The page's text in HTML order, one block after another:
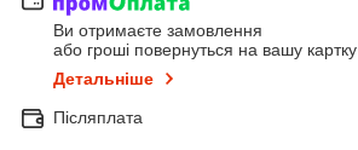
Ви отримаєте замовлення
або гроші повернуться на вашу картку
Детальніше
Післяплата